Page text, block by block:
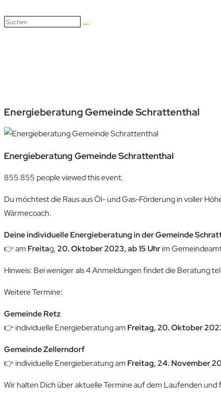
Energieberatung Gemeinde Schrattenthal
Energieberatung Gemeinde Schrattenthal
855855 people viewed this event.
Du möchtest die Raus aus Öl- und Gas-Förderung in voller
Wärmecoach.
Deine individuelle Energieberatung in der Gemeinde
👉 am Freitag, 20. Oktober 2023, ab 15 Uhrim
Hinweis: Bei weniger als 4 Anmeldungen findet die Beratung
Weitere Termine:
Gemeinde Retz
👉 individuelle Energieberatung am Freitag, 20. Oktober
Gemeinde Zellerndorf
👉 individuelle Energieberatung am Freitag, 24. November
Wir halten Dich über aktuelle Termine auf dem Laufenden